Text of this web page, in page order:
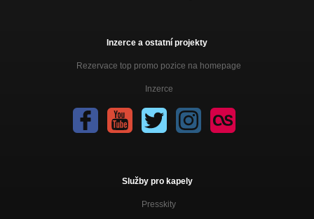
Inzerce a ostatní projekty
Rezervace top promo pozice na homepage
Inzerce
Služby pro kapely
Presskity